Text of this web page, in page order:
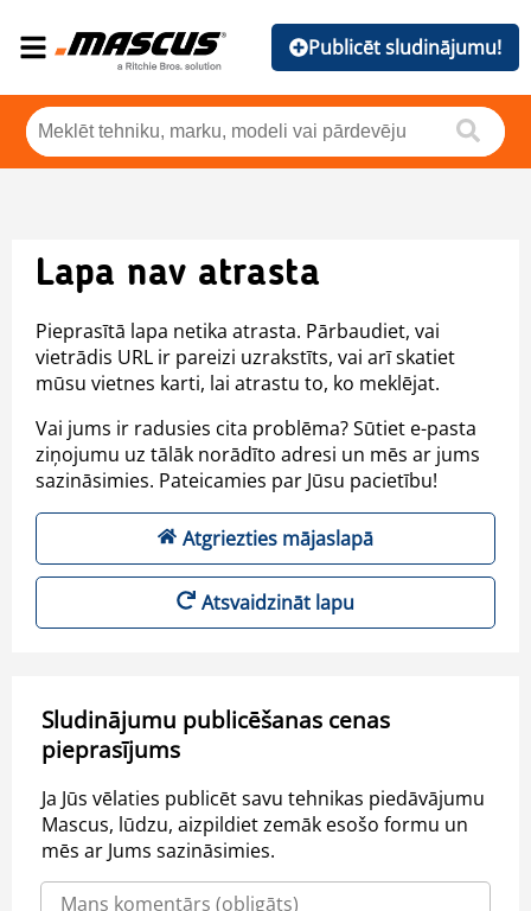
Publicēt sludinājumu!
Lapa nav atrasta
Pieprasītā lapa netika atrasta. Pārbaudiet, vai
vietrādis URL ir pareizi uzrakstīts, vai arī skatiet
mūsu vietnes karti, lai atrastu to, ko meklējat.
Vai jums ir radusies cita problēma? Sūtiet e-pasta
ziņojumu uz tālāk norādīto adresi un mēs ar jums
sazināsimies. Pateicamies par Jūsu pacietību!
Atgriezties mājaslapā
Atsvaidzināt lapu
Sludinājumu publicēšanas cenas
pieprasījums
Ja Jūs vēlaties publicēt savu tehnikas piedāvājumu
Mascus, lūdzu, aizpildiet zemāk esošo formu un
mēs ar Jums sazināsimies.